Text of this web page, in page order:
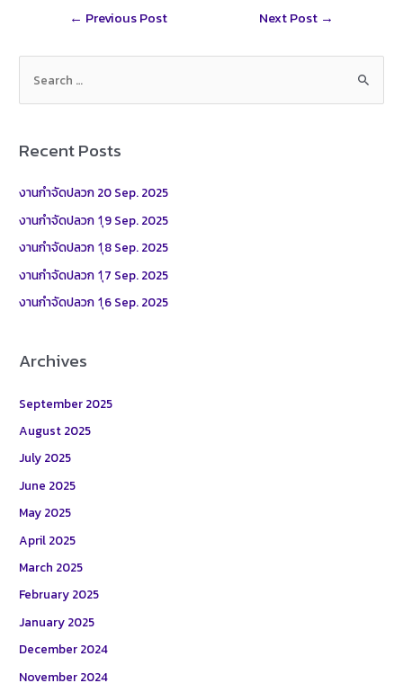
← Previous Post Next Post →
h
:
Recent Posts
งานกำจัดปลวก 20 Sep. 2025
งานกำจัดปลวก 1ุ9 Sep. 2025
งานกำจัดปลวก 1ุ8 Sep. 2025
งานกำจัดปลวก 1ุ7 Sep. 2025
งานกำจัดปลวก 1ุ6 Sep. 2025
Archives
September 2025
August 2025
July 2025
June 2025
May 2025
April 2025
March 2025
February 2025
January 2025
December 2024
November 2024